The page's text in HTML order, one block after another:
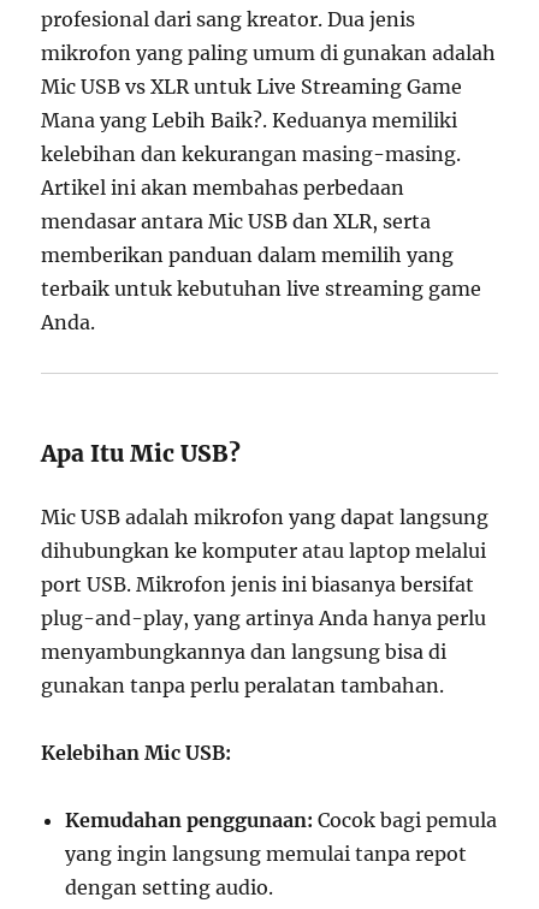
profesional dari sang kreator. Dua jenis
mikrofon yang paling umum di gunakan adalah
Mic USB vs XLR untuk Live Streaming Game
Mana yang Lebih Baik?. Keduanya memiliki
kelebihan dan kekurangan masing-masing.
Artikel ini akan membahas perbedaan
mendasar antara Mic USB dan XLR, serta
memberikan panduan dalam memilih yang
terbaik untuk kebutuhan live streaming game
Anda.
Apa Itu Mic USB?
Mic USB adalah mikrofon yang dapat langsung
dihubungkan ke komputer atau laptop melalui
port USB. Mikrofon jenis ini biasanya bersifat
plug-and-play, yang artinya Anda hanya perlu
menyambungkannya dan langsung bisa di
gunakan tanpa perlu peralatan tambahan.
Kelebihan Mic USB:
Kemudahan penggunaan: Cocok bagi pemula
yang ingin langsung memulai tanpa repot
dengan setting audio.